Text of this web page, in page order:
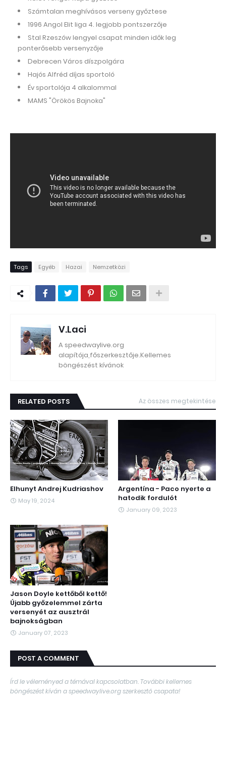
Számtalan meghívásos verseny győztese
1996 Angol Elit liga 4. legjobb pontszerzője
Stal Rzeszów lengyel csapat minden idők leg
ponterősebb versenyzője
Debrecen Város díszpolgára
Hajós Alfréd díjas sportoló
Év sportolója 4 alkalommal
MAMS "Örökös Bajnoka"
Tags Egyéb Hazai Nemzetközi
V.Laci
A speedwaylive.org
alapítója,főszerkesztője.Kellemes
böngészést kívánok
RELATED POSTS Az összes megtekintése
Elhunyt Andrej Kudriashov
May 19, 2024
Argentína - Paco nyerte a
hatodik fordulót
January 09, 2023
Jason Doyle kettőből kettő!
Újabb győzelemmel zárta
versenyét az ausztrál
bajnokságban
January 07, 2023
POST A COMMENT
Írd le véleményed a témával kapcsolatban. További kellemes
böngészést kíván a speedwaylive.org szerkesztő csapata!